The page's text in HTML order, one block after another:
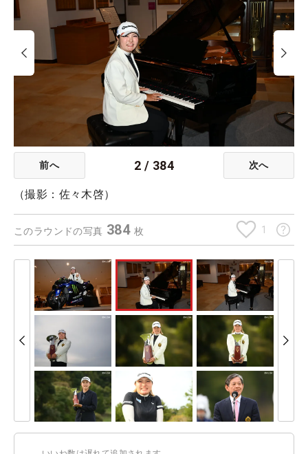
前へ 2 / 384 次へ
（撮影：佐々木啓）
このラウンドの写真 384 枚 1